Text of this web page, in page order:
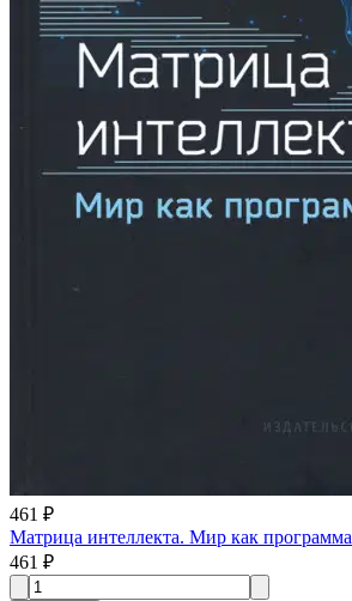
461 ₽
Матрица интеллекта. Мир как программа
461 ₽